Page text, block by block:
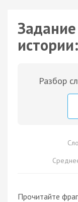
Разбор
Прочитайте